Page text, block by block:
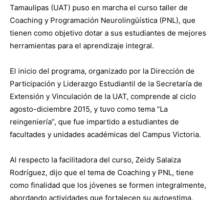
Tamaulipas (UAT) puso en marcha el curso taller de
Coaching y Programación Neurolingüística (PNL), que
tienen como objetivo dotar a sus estudiantes de mejores
herramientas para el aprendizaje integral.
El inicio del programa, organizado por la Dirección de
Participación y Liderazgo Estudiantil de la Secretaría de
Extensión y Vinculación de la UAT, comprende al ciclo
agosto-diciembre 2015, y tuvo como tema “La
reingeniería”, que fue impartido a estudiantes de
facultades y unidades académicas del Campus Victoria.
Al respecto la facilitadora del curso, Zeidy Salaiza
Rodríguez, dijo que el tema de Coaching y PNL, tiene
como finalidad que los jóvenes se formen integralmente,
abordando actividades que fortalecen su autoestima.